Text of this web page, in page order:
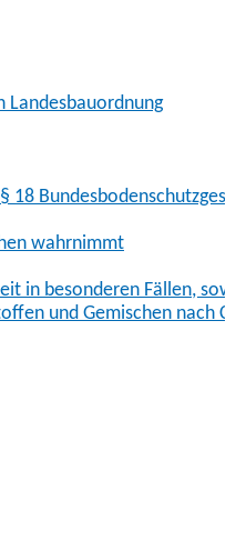
Landesbauordnung
wahrnimmt
in besonderen Fällen,
und Gemischen nach